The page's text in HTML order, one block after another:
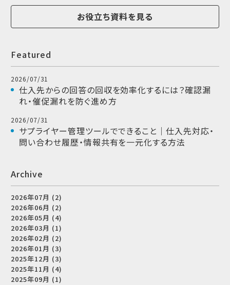
お役立ち資料を見る
Featured
2026/07/31
仕入先からの回答の回収を効率化するには？確認漏
れ・催促漏れを防ぐ進め方
2026/07/31
サプライヤー管理ツールでできること｜仕入先対応・
問い合わせ履歴・情報共有を一元化する方法
Archive
2026年07月 (2)
2026年06月 (2)
2026年05月 (4)
2026年03月 (1)
2026年02月 (2)
2026年01月 (3)
2025年12月 (3)
2025年11月 (4)
2025年09月 (1)